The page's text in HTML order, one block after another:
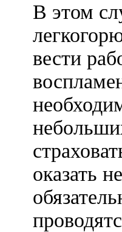
В этом
вести
оказать